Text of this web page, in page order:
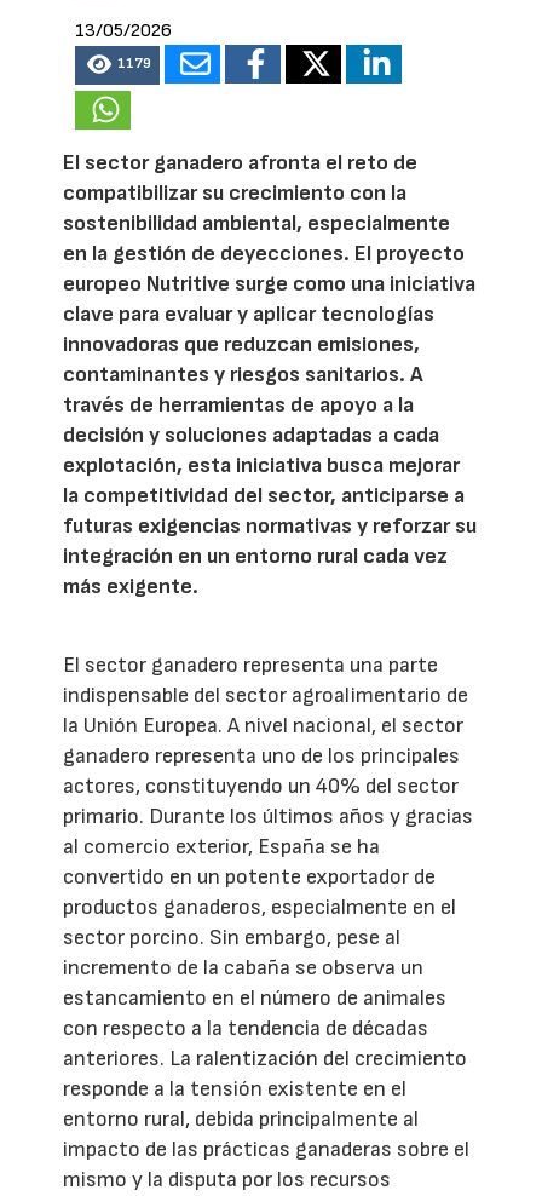
13/05/2026
1179
El sector ganadero afronta el reto de
compatibilizar su crecimiento con la
sostenibilidad ambiental, especialmente
en la gestión de deyecciones. El proyecto
europeo Nutritive surge como una iniciativa
clave para evaluar y aplicar tecnologías
innovadoras que reduzcan emisiones,
contaminantes y riesgos sanitarios. A
través de herramientas de apoyo a la
decisión y soluciones adaptadas a cada
explotación, esta iniciativa busca mejorar
la competitividad del sector, anticiparse a
futuras exigencias normativas y reforzar su
integración en un entorno rural cada vez
más exigente.
El sector ganadero representa una parte
indispensable del sector agroalimentario de
la Unión Europea. A nivel nacional, el sector
ganadero representa uno de los principales
actores, constituyendo un 40% del sector
primario. Durante los últimos años y gracias
al comercio exterior, España se ha
convertido en un potente exportador de
productos ganaderos, especialmente en el
sector porcino. Sin embargo, pese al
incremento de la cabaña se observa un
estancamiento en el número de animales
con respecto a la tendencia de décadas
anteriores. La ralentización del crecimiento
responde a la tensión existente en el
entorno rural, debida principalmente al
impacto de las prácticas ganaderas sobre el
mismo y la disputa por los recursos